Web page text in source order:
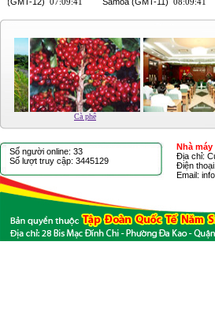
Cà phê
Số người online: 33
Số lượt truy cập: 3445129
Nhà máy
Địa chỉ:
Điện
Email: